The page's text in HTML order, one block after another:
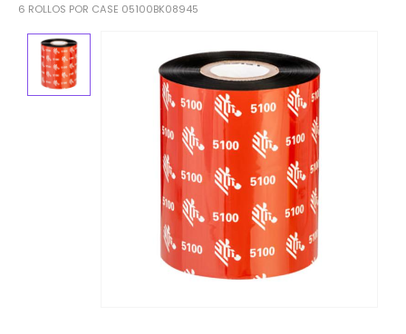
6 ROLLOS POR CASE 05100BK08945